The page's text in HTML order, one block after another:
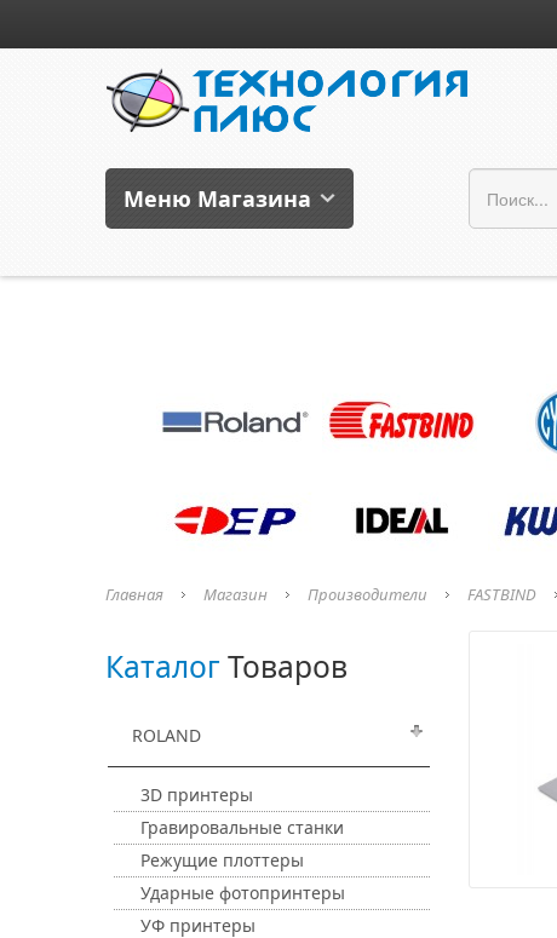
Меню Магазина
Главная Магазин Производители FASTBIND
КаталогТоваров
ROLAND
3D принтеры
Гравировальные станки
Режущие плоттеры
Ударные фотопринтеры
УФ принтеры